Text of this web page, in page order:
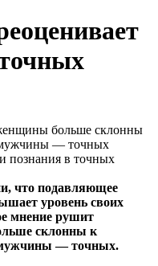
больше склонны
мужчины — точных
что подавляющее
уровень своих
мнение рушит
склонны к
мужчины — точных.